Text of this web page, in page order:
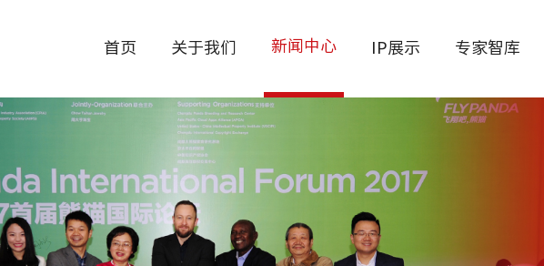
首页 关于我们 新闻中心 IP展示 专家智库